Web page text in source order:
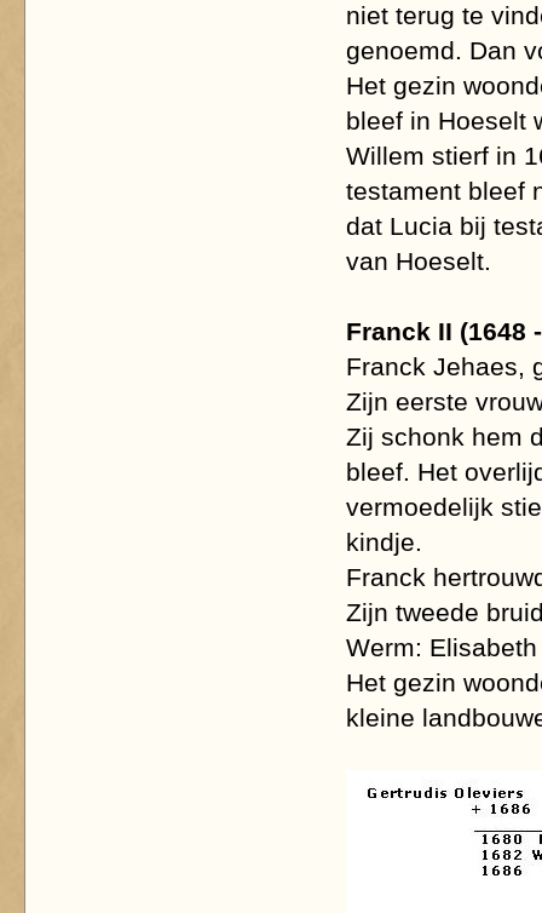
niet terug te
genoemd. Dan
Het gezin
bleef in Hoeselt
Willem stierf in
testament bleef
dat Lucia bij
van Hoeselt.
Franck II (1648
Franck Jehaes,
Zijn eerste
Zij schonk hem
bleef. Het
vermoedelijk
kindje.
Franck
Zijn tweede
Werm:
Het gezin
kleine